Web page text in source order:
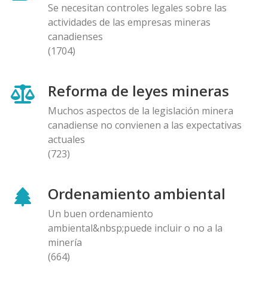
Se necesitan controles legales sobre las
actividades de las empresas mineras
canadienses
(1704)
Reforma de leyes mineras
Muchos aspectos de la legislación minera
canadiense no convienen a las expectativas
actuales
(723)
Ordenamiento ambiental
Un buen ordenamiento
ambiental&nbsp;puede incluir o no a la
minería
(664)